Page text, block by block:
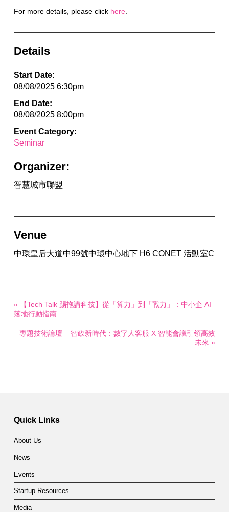
For more details, please click here.
Details
Start Date:
08/08/2025 6:30pm
End Date:
08/08/2025 8:00pm
Event Category:
Seminar
Organizer:
智慧城市聯盟
Venue
中環皇后大道中99號中環中心地下 H6 CONET 活動室C
« 【Tech Talk 踢拖講科技】從「算力」到「戰力」：中小企 AI
落地行動指南
專題技術論壇 – 智政新時代：數字人客服 X 智能會議引領高效
未來 »
Quick Links
About Us
News
Events
Startup Resources
Media